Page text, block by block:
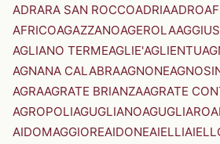
ADRARA SAN ROCCOADRIAADRO
AFRICOAGAZZANOAGEROLAAGGIUS
AGLIANO TERMEAGLIE'AGLIENTU
AGNANA CALABRAAGNONE
AGRAAGRATE BRIANZAAGRATE
AGROPOLIAGUGLIANOAGUGLIARO
AIDOMAGGIOREAIDONEAIELLI